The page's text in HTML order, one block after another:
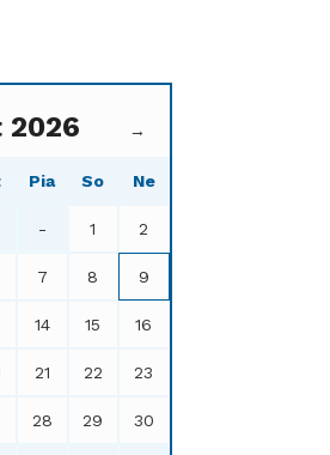
2026 →
Pia So Ne
- 1 2
7 8 9
14 15 16
21 22 23
28 29 30